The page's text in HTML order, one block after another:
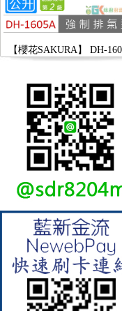
16公升/分 數位恆溫 LCD溫
【林內Rinnai】 RB-
彩焱系列 檯面式彩焱不銹
口爐